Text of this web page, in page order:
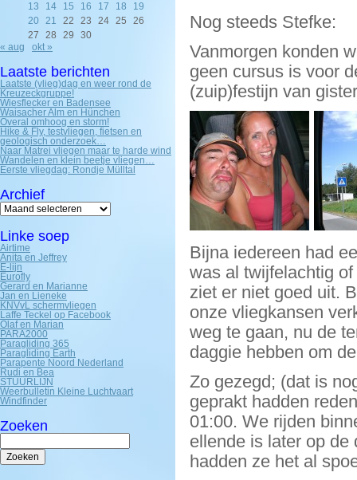
13
14 15 16 17 18
19
20
21 22 23 24 25
26
27
28 29
30
« aug
okt »
Laatste berichten
Laatste (vlieg)dag en weer rond de
Kreuzeckgruppe!
Wiesflecker en Badensee
Waisacher Alm en Hünchen
Overal omhoog en storm!
Hike & Fly, testvliegen, fietsen en
geologisch onderzoek…
Naar Matrei vliegen maar te harde wind
Wandelen en klein beetje vliegen…
Eerste vliegdag: Rondje Mülltal
Archief
Archief
Linke soep
Airtime
Anita en Jeffrey
E-lijn
Eurofly
Gerard en Marianne
Jan en Lieneke
KNVvL schermvliegen
Laffe Teckel op Facebook
Olaf en Marian
PARA2000
Paragliding 365
Paragliding Earth
Parapente Noord Nederland
Rudi en Bea
STUURLIJN
Weerbulletin Kleine Luchtvaart
Windfinder
Zoeken
Zoeken
naar:
Nog steeds Stefke:
Vanmorgen konden
geen cursus is voor
(zuip)festijn van
Bijna iedereen had
was al twijfelachtig
ziet er niet goed uit.
onze vliegkansen
weg te gaan, nu de
daggie hebben om
Zo gezegd; (dat is
geprakt hadden
01:00. We rijden
ellende is later op de
hadden ze het al